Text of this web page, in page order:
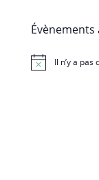
Évènements
Il n’y a pas